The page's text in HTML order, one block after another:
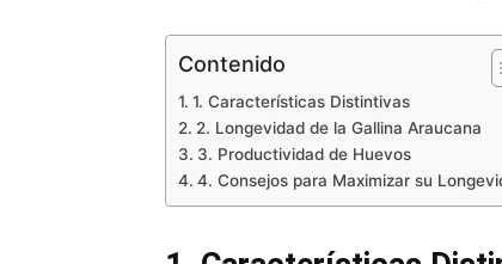
Contenido
1. Características Distintivas
2. Longevidad de la Gallina Araucana
3. Productividad de Huevos
4. Consejos para Maximizar su